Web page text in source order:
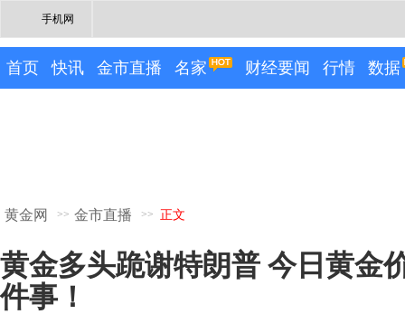
手机网
首页 快讯 金市直播 名家 财经要闻 行情 数据
黄金网 >> 金市直播 >> 正文
黄金多头跪谢特朗普 今日黄金
件事！